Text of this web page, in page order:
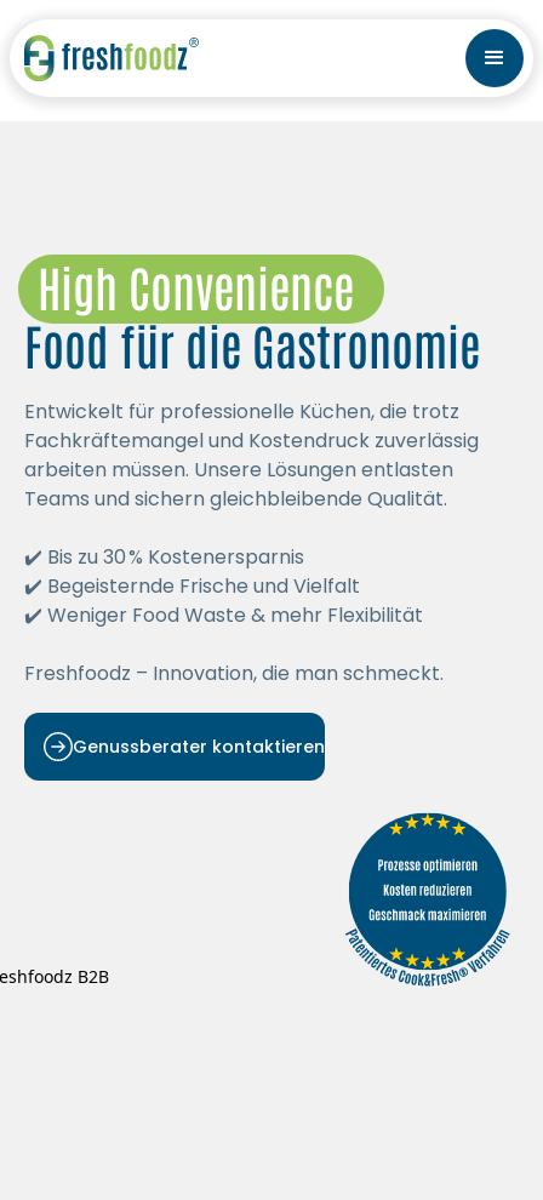
High Convenience
Food für die Gastronomie
Entwickelt für professionelle Küchen, die trotz
Fachkräftemangel und Kostendruck zuverlässig
arbeiten müssen. Unsere Lösungen entlasten
Teams und sichern gleichbleibende Qualität.
✔️ Bis zu 30 % Kostenersparnis
✔️ Begeisternde Frische und Vielfalt
✔️ Weniger Food Waste & mehr Flexibilität
Freshfoodz – Innovation, die man schmeckt.
Genussberater kontaktieren